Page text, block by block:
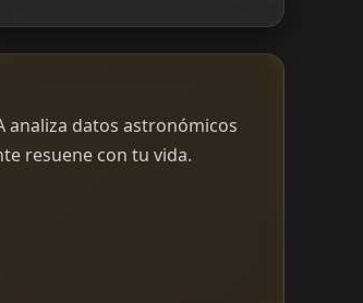
analiza datos astronómicos
resuene con tu vida.